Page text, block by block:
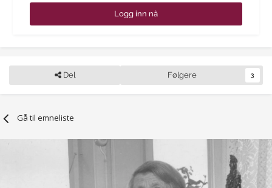
Logg inn nå
Del Følgere 3
Gå til emneliste